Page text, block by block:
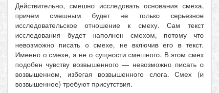
Действительно, смешно исследовать основания смеха,
причем смешным будет не только серьезное
исследовательское отношение к смеху. Сам текст
исследования будет наполнен смехом, потому что
невозможно писать о смехе, не включив его в текст.
Именно о смехе, а не о сущности смешного. В этом смех
подобен чувству возвышенного — невозможно писать о
возвышенном, избегая возвышенного слога. Смех (и
возвышенное) требуют присутствия.